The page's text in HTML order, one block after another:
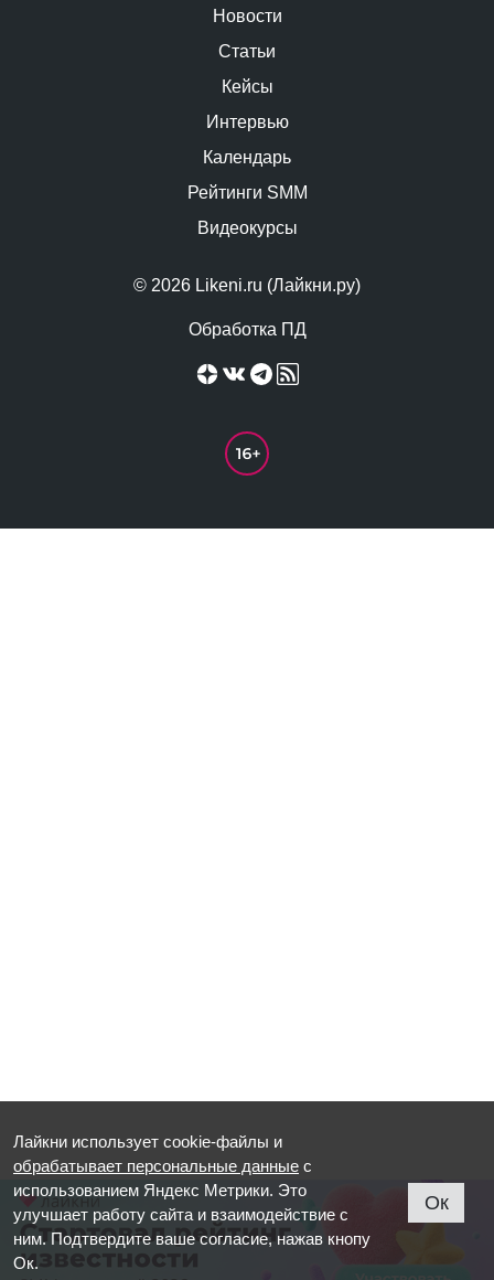
© 2026 Likeni.ru (Лайкни.ру)
Обработка ПД
Новости
Статьи
Кейсы
Интервью
Календарь
Рейтинги SMM
Видеокурсы
Лайкни использует cookie-файлы и
обрабатывает персональные данные с
использованием Яндекс Метрики. Это
улучшает работу сайта и взаимодействие с
ним. Подтвердите ваше согласие, нажав кнопу
Ок.
Ок